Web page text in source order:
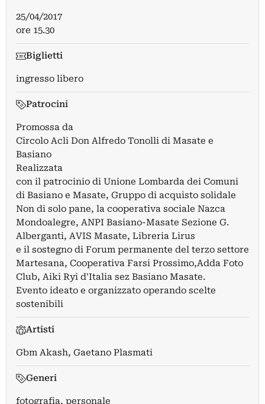
25/04/2017
ore 15.30
Biglietti
ingresso libero
Patrocini
Promossa da
Circolo Acli Don Alfredo Tonolli di Masate e
Basiano
Realizzata
con il patrocinio di Unione Lombarda dei Comuni
di Basiano e Masate, Gruppo di acquisto solidale
Non di solo pane, la cooperativa sociale Nazca
Mondoalegre, ANPI Basiano-Masate Sezione G.
Alberganti, AVIS Masate, Libreria Lirus
e il sostegno di Forum permanente del terzo settore
Martesana, Cooperativa Farsi Prossimo,Adda Foto
Club, Aiki Ryi d'Italia sez Basiano Masate.
Evento ideato e organizzato operando scelte
sostenibili
Artisti
Gbm Akash, Gaetano Plasmati
Generi
fotografia, personale